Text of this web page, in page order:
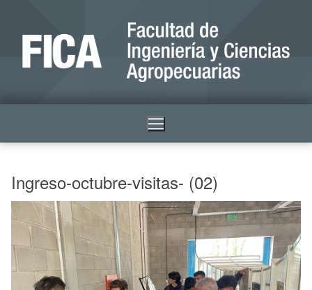
Ingreso-octubre-visitas- (02)